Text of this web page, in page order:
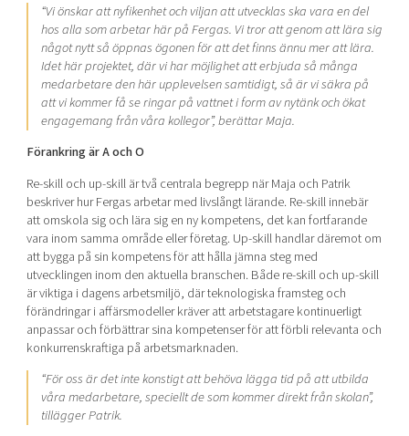
“Vi önskar att nyfikenhet och viljan att utvecklas ska vara en del
hos alla som arbetar här på Fergas. Vi tror att genom att lära sig
något nytt så öppnas ögonen för att det finns ännu mer att lära.
Idet här projektet, där vi har möjlighet att erbjuda så många
medarbetare den här upplevelsen samtidigt, så är vi säkra på
att vi kommer få se ringar på vattnet i form av nytänk och ökat
engagemang från våra kollegor”, berättar Maja.
Förankring är A och O
Re-skill och up-skill är två centrala begrepp när Maja och Patrik
beskriver hur Fergas arbetar med livslångt lärande. Re-skill innebär
att omskola sig och lära sig en ny kompetens, det kan fortfarande
vara inom samma område eller företag. Up-skill handlar däremot om
att bygga på sin kompetens för att hålla jämna steg med
utvecklingen inom den aktuella branschen. Både re-skill och up-skill
är viktiga i dagens arbetsmiljö, där teknologiska framsteg och
förändringar i affärsmodeller kräver att arbetstagare kontinuerligt
anpassar och förbättrar sina kompetenser för att förbli relevanta och
konkurrenskraftiga på arbetsmarknaden.
“För oss är det inte konstigt att behöva lägga tid på att utbilda
våra medarbetare, speciellt de som kommer direkt från skolan”,
tillägger Patrik.